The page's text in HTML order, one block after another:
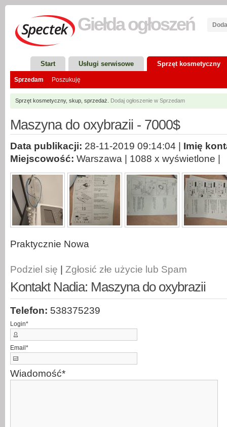
Giełdaogłoszeń
Start Usługi serwisowe Sprzęt kosmetyczny
Sprzedam Poszukuję
Sprzęt kosmetyczny, skup, sprzedaż. Dodaj ogłoszenie w Sprzedam
Maszyna do oxybrazii - 7000$
Data publikacji: 28-11-2019 09:14:04 | Imię
Miejscowość: Warszawa | 1088 x wyświetlone |
Praktycznie Nowa
Podziel się Zgłosić złe użycie lub Spam
Kontakt Nadia: Maszyna do oxybrazii
Telefon: 538375239
Login*
Email *
Wiadomość*